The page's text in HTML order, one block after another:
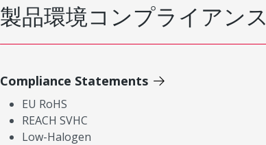
製品環境コンプライアンス
Compliance Statements
EU RoHS
REACH SVHC
Low-Halogen